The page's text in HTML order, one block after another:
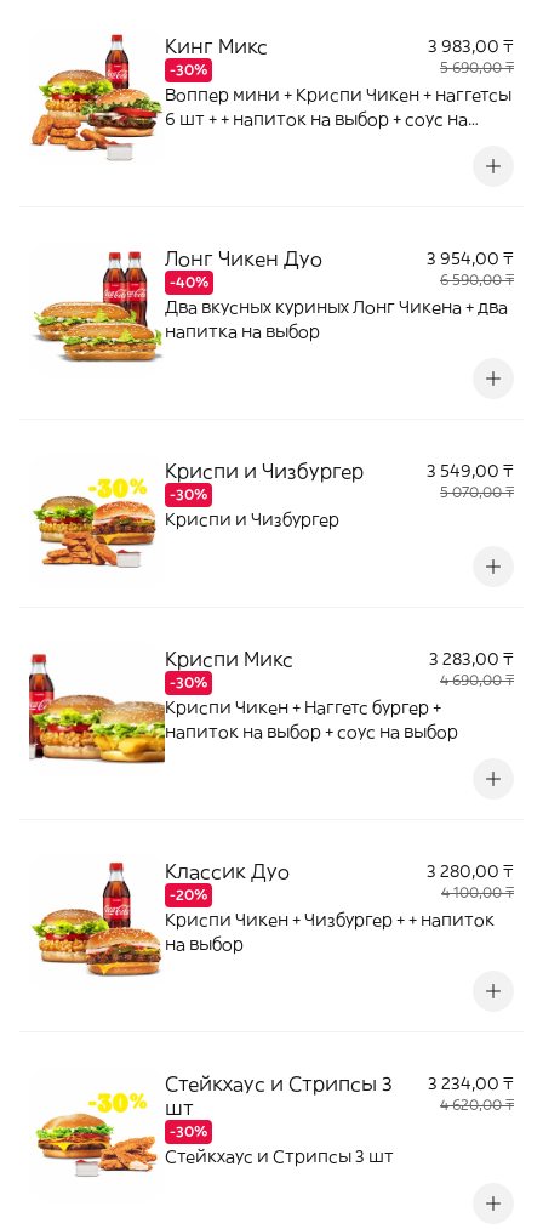
Кинг Микс
-30%
3 983,00 ₸
5 690,00 ₸
Воппер мини + Криспи Чикен + наггетсы
6 шт + + напиток на выбор + соус на
Лонг Чикен Дуо
-40%
3 954,00 ₸
6 590,00 ₸
Два вкусных куриных Лонг Чикена + два
напитка на выбор
Криспи и Чизбургер
-30%
3 549,00 ₸
5 070,00 ₸
Криспи и Чизбургер
Криспи Микс
-30%
3 283,00 ₸
4 690,00 ₸
Криспи Чикен + Наггетс бургер +
напиток на выбор + соус на выбор
Классик Дуо
-20%
3 280,00 ₸
4 100,00 ₸
Криспи Чикен + Чизбургер + + напиток
на выбор
Стейкхаус и Стрипсы 3
шт
-30%
3 234,00 ₸
4 620,00 ₸
Стейкхаус и Стрипсы 3 шт